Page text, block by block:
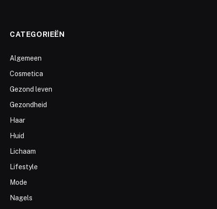
CATEGORIEËN
Algemeen
Cosmetica
Gezond leven
Gezondheid
Haar
Huid
Lichaam
Lifestyle
Mode
Nagels